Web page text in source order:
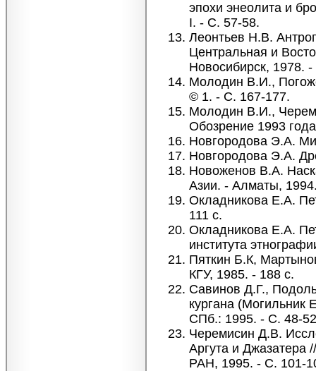
эпохи энеолита и
I. - С. 57-58.
Леонтьев Н.В.
Центральная и
Новосибирск, 1978.
Молодин В.И.,
© 1. - С. 167-177.
Молодин В.И.,
Обозрение 1993
Новгородова Э.А.
Новгородова Э.А.
Новоженов В.А.
Азии. - Алматы,
Окладникова Е.А.
111 с.
Окладникова Е.А.
института
Пяткин Б.К,
КГУ, 1985. - 188 с.
Савинов Д.Г.,
кургана (Могильник
СПб.: 1995. - С. 48-
Черемисин Д.В.
Аргута и
РАН, 1995. - С. 101-